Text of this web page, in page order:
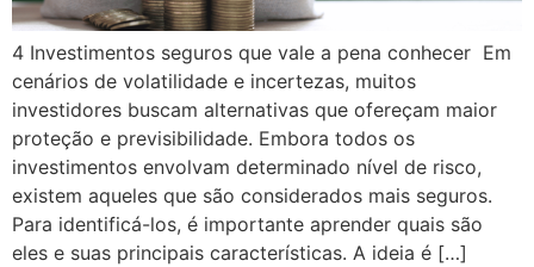
4 Investimentos seguros que vale a pena conhecer Em
cenários de volatilidade e incertezas, muitos
investidores buscam alternativas que ofereçam maior
proteção e previsibilidade. Embora todos os
investimentos envolvam determinado nível de risco,
existem aqueles que são considerados mais seguros.
Para identificá-los, é importante aprender quais são
eles e suas principais características. A ideia é […]